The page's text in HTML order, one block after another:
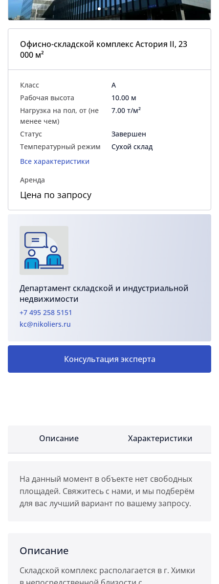
Офисно-складской комплекс Астория II, 23
000 м²
Класс
A
Рабочая высота
10.00 м
Нагрузка на пол, от (не
менее чем)
7.00 т/м²
Статус
Завершен
Температурный режим
Сухой склад
Все характеристики
Аренда
Цена по запросу
Департамент складской и индустриальной
недвижимости
+7 495 258 5151
kc@nikoliers.ru
Консультация эксперта
Описание Характеристики
На данный момент в объекте нет свободных
площадей. Свяжитесь с нами, и мы подберём
для вас лучший вариант по вашему запросу.
Описание
Складской комплекс располагается в г. Химки